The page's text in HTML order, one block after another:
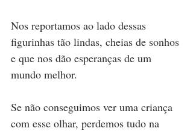
Nos reportamos ao lado dessas
figurinhas tão lindas, cheias de sonhos
e que nos dão esperanças de um
mundo melhor.
Se não conseguimos ver uma criança
com esse olhar, perdemos tudo na